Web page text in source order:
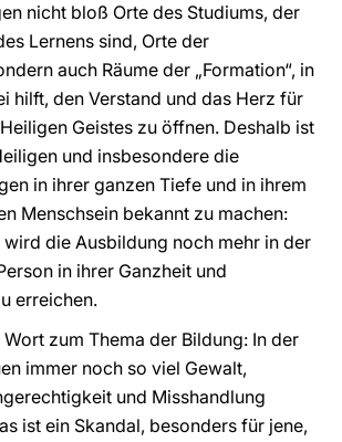
nicht bloß Orte des Studiums, der
Lernens sind, Orte der
auch Räume der „Formation“, in
hilft, den Verstand und das Herz für
Geistes zu öffnen. Deshalb ist
und insbesondere die
in ihrer ganzen Tiefe und in ihrem
Menschsein bekannt zu machen:
wird die Ausbildung noch mehr in der
in ihrer Ganzheit und
erreichen.
zum Thema der Bildung: In der
immer noch so viel Gewalt,
und Misshandlung
ist ein Skandal, besonders für jene,